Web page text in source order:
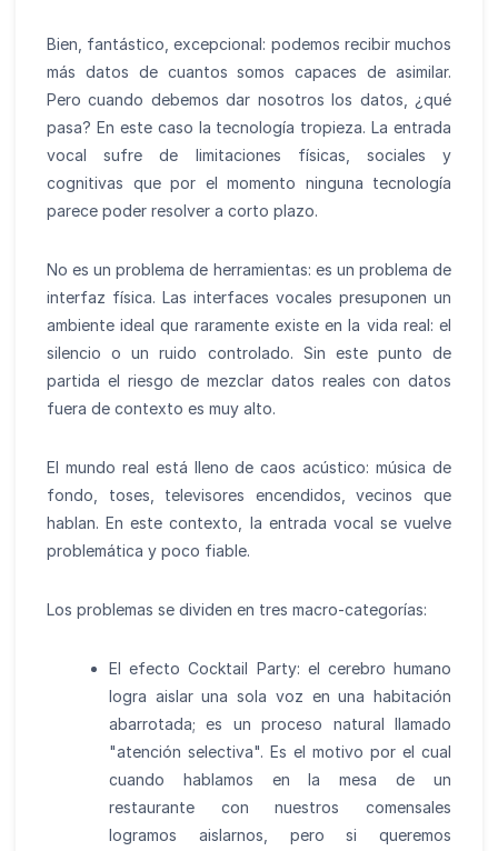
Bien, fantástico, excepcional: podemos recibir muchos
más datos de cuantos somos capaces de asimilar.
Pero cuando debemos dar nosotros los datos, ¿qué
pasa? En este caso la tecnología tropieza. La entrada
vocal sufre de limitaciones físicas, sociales y
cognitivas que por el momento ninguna tecnología
parece poder resolver a corto plazo.
No es un problema de herramientas: es un problema de
interfaz física. Las interfaces vocales presuponen un
ambiente ideal que raramente existe en la vida real: el
silencio o un ruido controlado. Sin este punto de
partida el riesgo de mezclar datos reales con datos
fuera de contexto es muy alto.
El mundo real está lleno de caos acústico: música de
fondo, toses, televisores encendidos, vecinos que
hablan. En este contexto, la entrada vocal se vuelve
problemática y poco fiable.
Los problemas se dividen en tres macro-categorías:
El efecto Cocktail Party: el cerebro humano
logra aislar una sola voz en una habitación
abarrotada; es un proceso natural llamado
"atención selectiva". Es el motivo por el cual
cuando hablamos en la mesa de un
restaurante con nuestros comensales
logramos aislarnos, pero si queremos